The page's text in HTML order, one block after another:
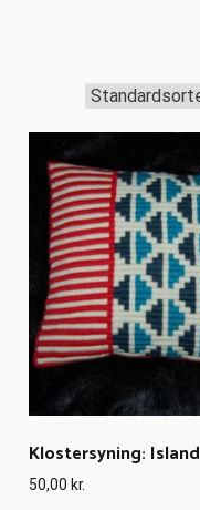
Klostersyning: Island
50,00 kr.